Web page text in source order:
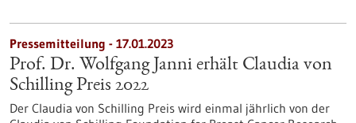
Pressemitteilung - 17.01.2023
Prof. Dr. Wolfgang Janni erhält Claudia von
Schilling Preis 2022
Der Claudia von Schilling Preis wird einmal jährlich von der